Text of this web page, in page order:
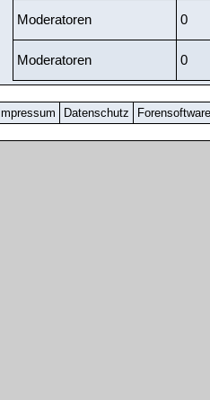
Moderatoren 0
Moderatoren 0
Impressum Datenschutz